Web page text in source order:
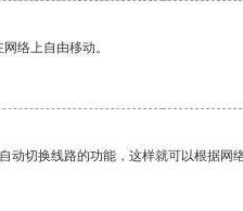
络上自由移动。
切换线路的功能，这样就可以根据网